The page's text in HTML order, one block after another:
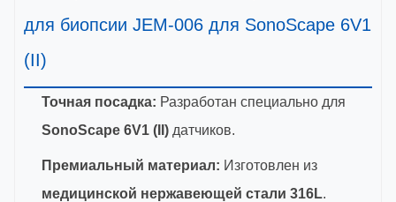
для биопсии JEM-006 для SonoScape 6V1
(II)
Точная посадка: Разработан специально для
SonoScape 6V1 (II) датчиков.
Премиальный материал: Изготовлен из
медицинской нержавеющей стали 316L.